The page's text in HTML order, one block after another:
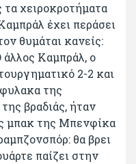
χειροκροτήματα
έχει περάσει
θυμάται κανείς:
άλλος Καμπράλ, ο
2-2 και
της
βραδιάς, ήταν
μπακ της Μπενφίκα
θα βρει
παίζει στην